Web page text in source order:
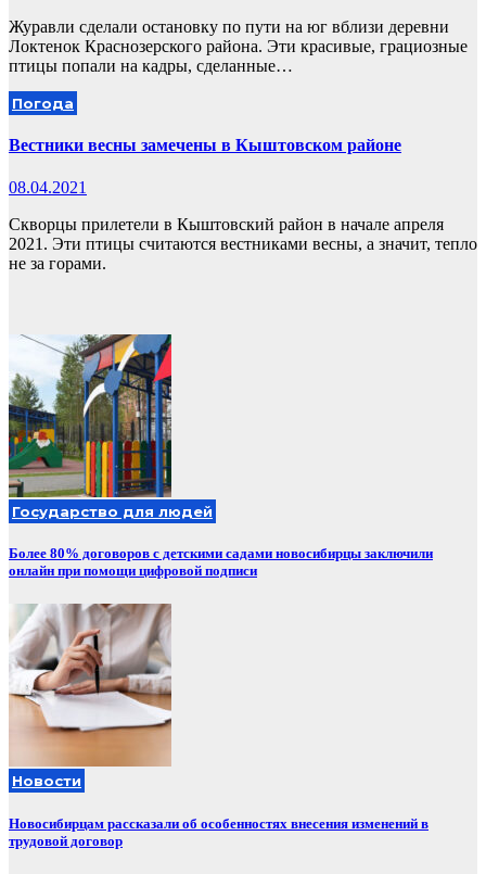
Журавли сделали остановку по пути на юг вблизи деревни
Локтенок Краснозерского района. Эти красивые, грациозные
птицы попали на кадры, сделанные…
Погода
Вестники весны замечены в Кыштовском районе
08.04.2021
Скворцы прилетели в Кыштовский район в начале апреля
2021. Эти птицы считаются вестниками весны, а значит, тепло
не за горами.
Государство для людей
Более 80% договоров с детскими садами новосибирцы заключили
онлайн при помощи цифровой подписи
Новости
Новосибирцам рассказали об особенностях внесения изменений в
трудовой договор